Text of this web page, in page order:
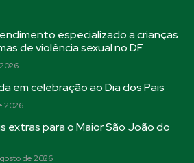
especializado a crianças
de violência sexual no DF
em celebração ao Dia dos Pais
2026
extras para o Maior São João do
de 2026